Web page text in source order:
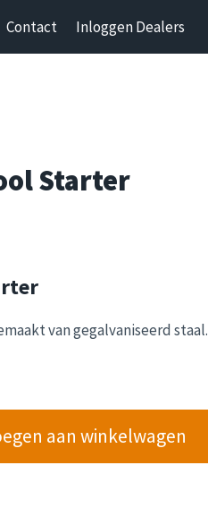
Contact Inloggen Dealers
Starter
van gegalvaniseerd staal.
aan winkelwagen